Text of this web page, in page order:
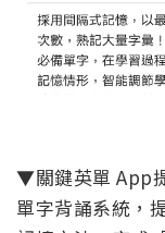
▼關鍵英單 App
單字背誦系統，